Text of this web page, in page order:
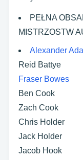
PEŁNA
MISTRZOSTW
Alexander
Reid Battye
Fraser Bowes
Ben Cook
Zach Cook
Chris Holder
Jack Holder
Jacob Hook